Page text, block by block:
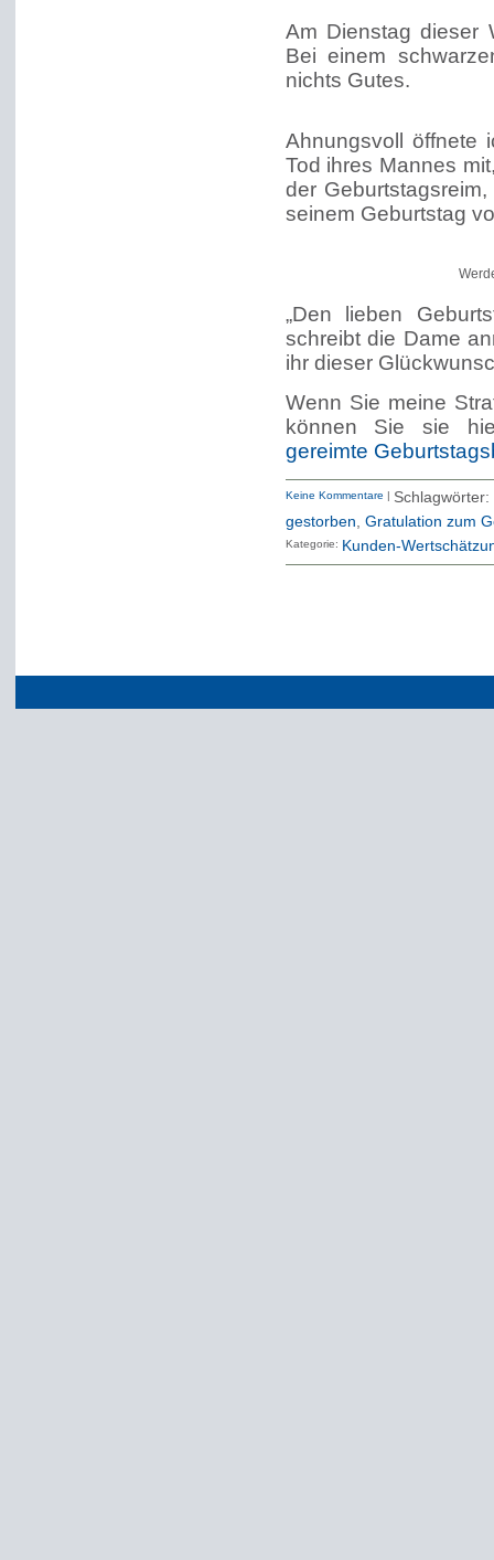
Am Dienstag dieser
Bei einem
nichts Gutes.
Ahnungsvoll öffnete
Tod ihres Mannes
der
seinem Geburtstag
„Den lieben
schreibt die Dame
ihr dieser
Wenn Sie meine
können Sie sie
gereimte
Keine Kommentare |
gestorben, Gratulation zum
Kategorie: Kunden-